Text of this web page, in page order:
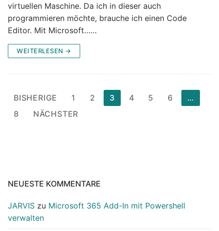
virtuellen Maschine. Da ich in dieser auch
programmieren möchte, brauche ich einen Code
Editor. Mit Microsoft……
WEITERLESEN →
Seitennummerierung
der
BISHERIGE 1 2 3 4 5 6
…
8
NÄCHSTER
NEUESTE KOMMENTARE
JARVIS zu Microsoft 365 Add-In mit Powershell
verwalten